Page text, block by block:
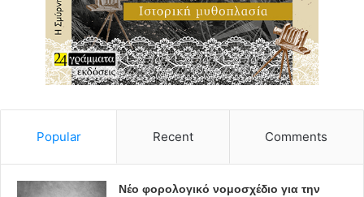
Popular Recent Comments
Νέο φορολογικό νομοσχέδιο για την